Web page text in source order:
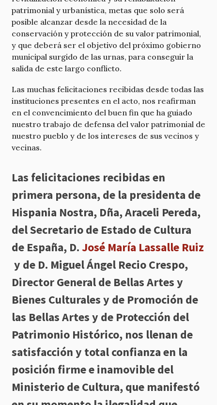
patrimonial y urbanística, metas que solo será
posible alcanzar desde la necesidad de la
conservación y protección de su valor patrimonial,
y que deberá ser el objetivo del próximo gobierno
municipal surgido de las urnas, para conseguir la
salida de este largo conflicto.
Las muchas felicitaciones recibidas desde todas las
instituciones presentes en el acto, nos reafirman
en el convencimiento del buen fin que ha guiado
nuestro trabajo de defensa del valor patrimonial de
nuestro pueblo y de los intereses de sus vecinos y
vecinas.
Las felicitaciones recibidas en
primera persona, de la presidenta de
Hispania Nostra, Dña, Araceli Pereda,
del Secretario de Estado de Cultura
de España, D.José María Lassalle Ruiz
y de D. Miguel Ángel Recio Crespo,
Director General de Bellas Artes y
Bienes Culturales y de Promoción de
las Bellas Artes y de Protección del
Patrimonio Histórico, nos llenan de
satisfacción y total confianza en la
posición firme e inamovible del
Ministerio de Cultura, que manifestó